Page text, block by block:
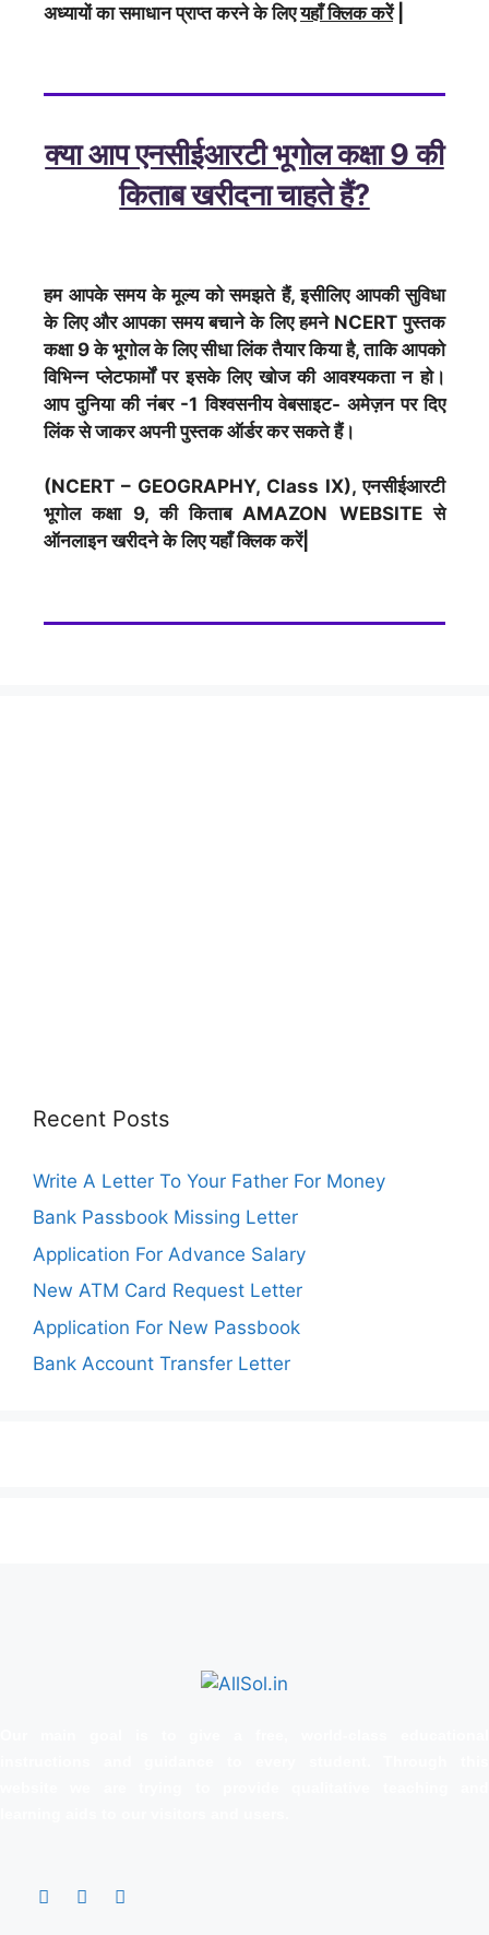
अध्यायों का समाधान प्राप्त करने के लिएयहाँ क्लिक करेें|
क्या आप एनसीईआरटी भूगोल कक्षा 9 की
किताब खरीदना चाहते हैं?
हम आपके समय के मूल्य को समझते हैं, इसीलिए आपकी सुविधा
के लिए और आपका समय बचाने के लिए हमने NCERT पुस्तक
कक्षा 9 के भूगोल के लिए सीधा लिंक तैयार किया है, ताकि आपको
विभिन्न प्लेटफार्मों पर इसके लिए खोज की आवश्यकता न हो।
आप दुनिया की नंबर -1 विश्वसनीय वेबसाइट- अमेज़न पर दिए
लिंक से जाकर अपनी पुस्तक ऑर्डर कर सकते हैं।
(NCERT – GEOGRAPHY, Class IX), एनसीईआरटी
भूगोल कक्षा 9, की किताब AMAZON WEBSITE से
ऑनलाइन खरीदने के लिए यहाँ क्लिक करें|
Recent Posts
Write A Letter To Your Father For Money
Bank Passbook Missing Letter
Application For Advance Salary
New ATM Card Request Letter
Application For New Passbook
Bank Account Transfer Letter